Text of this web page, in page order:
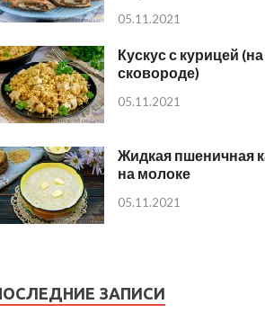
05.11.2021
Кускус с курицей (на
сковороде)
05.11.2021
Жидкая пшеничная
на молоке
05.11.2021
ЗАПИСИ